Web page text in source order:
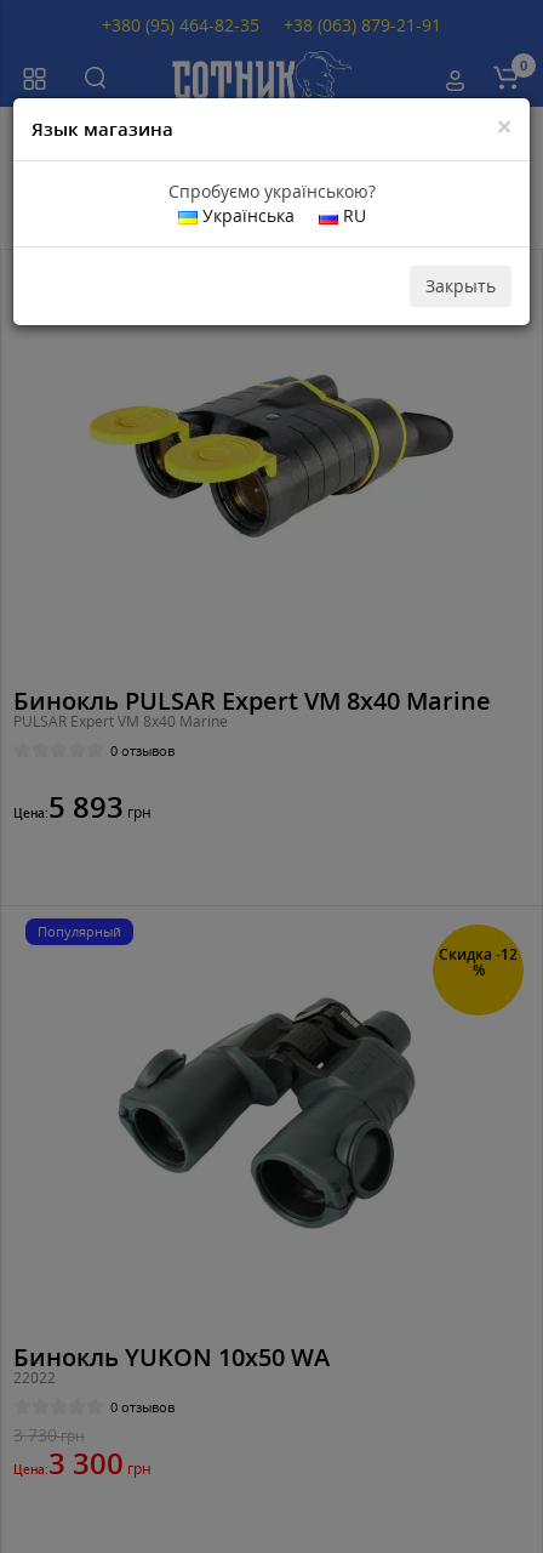
0
×
Язык магазина
Спробуємо українською?
Українська
RU
Закрыть
Бинокли Yukon
Бинокль PULSAR Expert VM 8x40 Marine
PULSAR Expert VM 8x40 Marine
0 отзывов
Цена:5 893 грн
Скидка -12
%
Популярный
Бинокль YUKON 10x50 WA
22022
0 отзывов
3 730грн
Цена:3 300 грн
+380 (95) 464-82-35 +38 (063) 879-21-91